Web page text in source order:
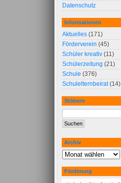
Datenschutz
Informationen
Aktuelles (171)
Förderverein (45)
Schüler kreativ (11)
Schülerzeitung (21)
Schule (376)
Schulelternbeirat(14)
Stöbern
Archiv
Förderung